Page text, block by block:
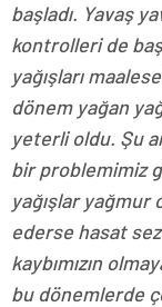
başladı. Yavaş
kontrolleri de
yağışları
dönem yağan
yeterli oldu. Şu
bir problemimiz
yağışlar
ederse hasat
kaybımızın
bu dönemlerde